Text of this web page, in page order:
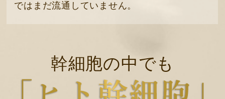
ではまだ流通していません。
幹細胞の中でも